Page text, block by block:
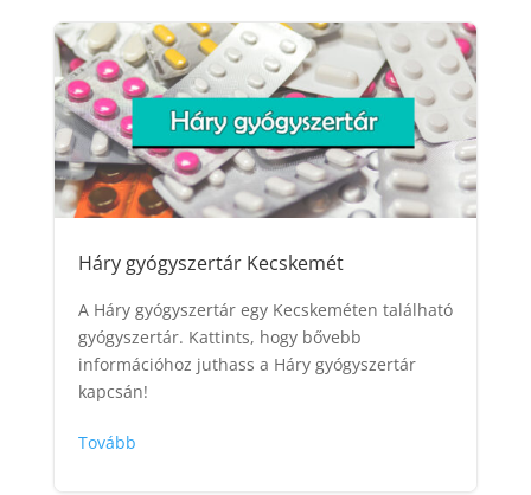
Háry gyógyszertár Kecskemét
A Háry gyógyszertár egy Kecskeméten található
gyógyszertár. Kattints, hogy bővebb
információhoz juthass a Háry gyógyszertár
kapcsán!
Tovább